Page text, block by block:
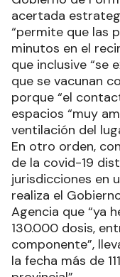
acertada
“permite que las
minutos en el
que inclusive “se
que se vacunan
porque “el
espacios “muy
ventilación del
En otro orden,
de la covid-19
jurisdicciones en
realiza el
Agencia que “ya
130.000 dosis,
componente”,
la fecha más de